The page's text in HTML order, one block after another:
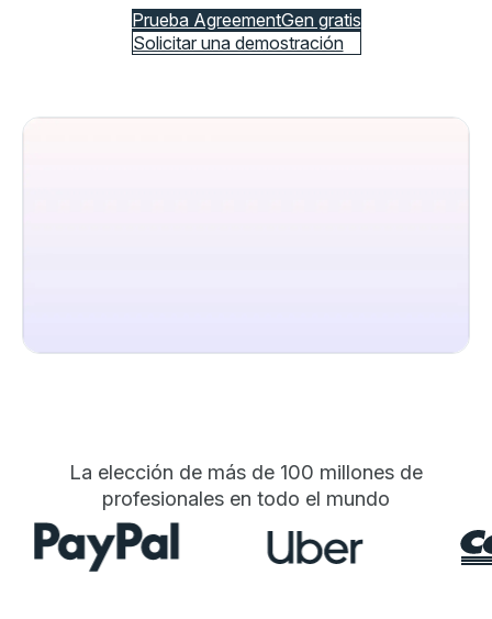
Prueba AgreementGen gratis
Solicitar una demostración
La elección de más de 100 millones de
profesionales en todo el mundo